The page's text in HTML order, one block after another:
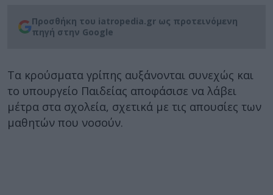
Προσθήκη του iatropedia.gr ως προτεινόμενη
πηγή στην Google
Τα κρούσματα γρίπης αυξάνονται συνεχώς και
το υπουργείο Παιδείας αποφάσισε να λάβει
μέτρα στα σχολεία, σχετικά με τις απουσίες των
μαθητών που νοσούν.